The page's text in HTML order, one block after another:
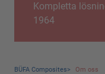
Kompletta
1964
BÜFA Composites> Om oss